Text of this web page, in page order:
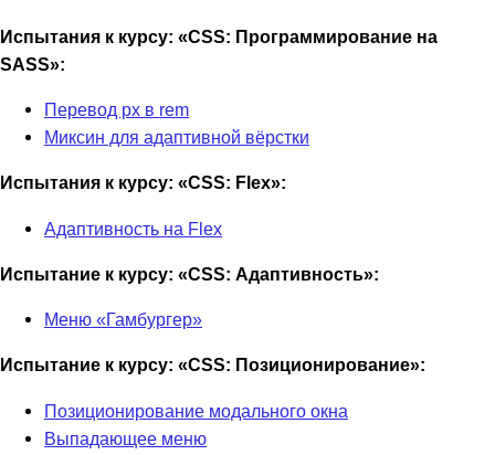
Испытания к курсу: «CSS: Программирование на
SASS»:
Перевод px в rem
Миксин для адаптивной вёрстки
Испытания к курсу: «CSS: Flex»:
Адаптивность на Flex
Испытание к курсу: «CSS: Адаптивность»:
Меню «Гамбургер»
Испытание к курсу: «CSS: Позиционирование»:
Позиционирование модального окна
Выпадающее меню